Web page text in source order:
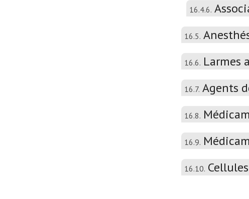
16.4.6.
16.5.
16.6. Larmes
16.7. Agents
16.8.
16.9.
16.10.